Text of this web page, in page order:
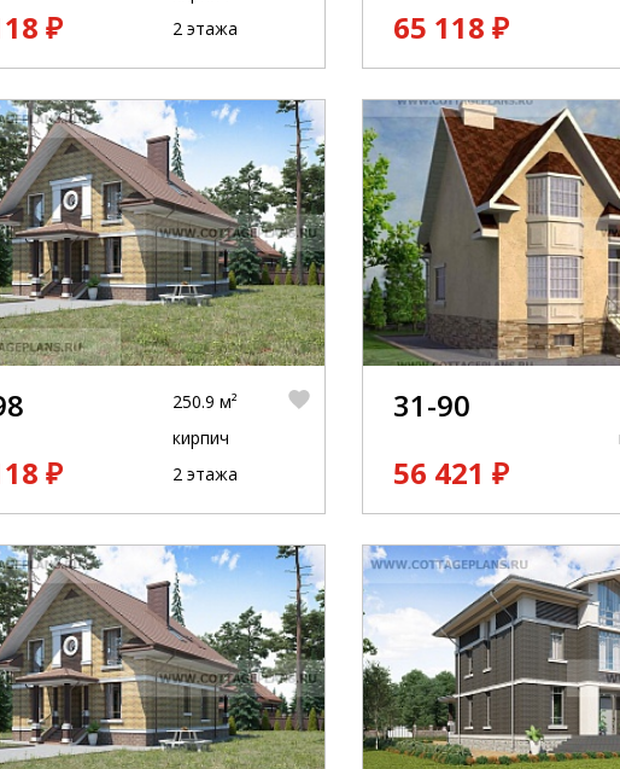
₽
2 этажа
65 118 ₽
₽
250.9 м²
кирпич
2 этажа
31-90
56 421 ₽